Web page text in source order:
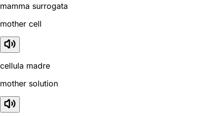
mamma surrogata
mother cell
cellula madre
mother solution